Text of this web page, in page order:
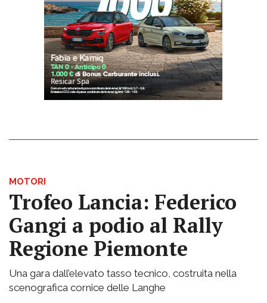
MOTORI
Trofeo Lancia: Federico
Gangi a podio al Rally
Regione Piemonte
Una gara dall’elevato tasso tecnico, costruita nella
scenografica cornice delle Langhe